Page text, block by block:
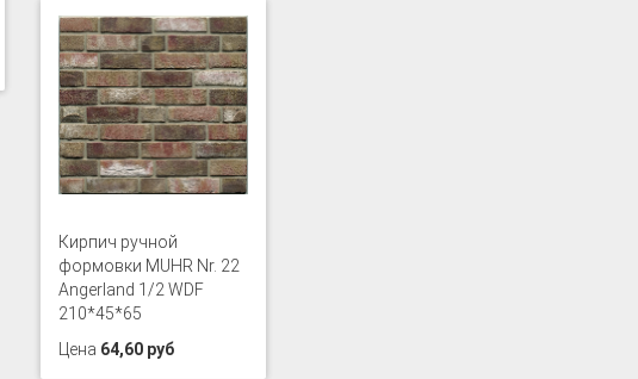
Кирпич ручной
формовки MUHR Nr. 22
Angerland 1/2 WDF
210*45*65
Цена 64,60 руб